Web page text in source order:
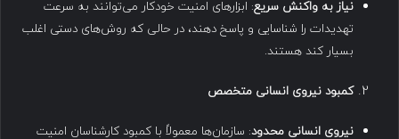
نیاز به واکنش سریع: ابزارهای امنیت خودکار می‌توانند به سرعت
تهدیدات را شناسایی و پاسخ دهند، در حالی که روش‌های دستی اغلب
بسیار کند هستند.
کمبود نیروی انسانی متخصص
نیروی انسانی محدود: سازمان‌ها معمولاً با کمبود کارشناسان امنیت